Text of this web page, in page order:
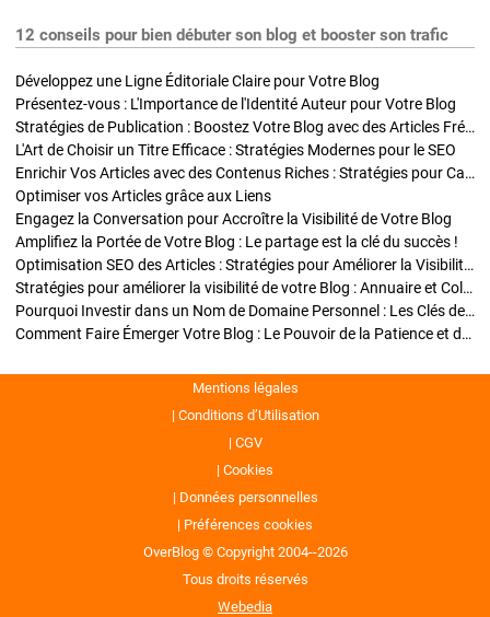
12 conseils pour bien débuter son blog et booster son trafic
Développez une Ligne Éditoriale Claire pour Votre Blog
Présentez-vous : L'Importance de l'Identité Auteur pour Votre Blog
Stratégies de Publication : Boostez Votre Blog avec des Articles Fréquents et Exclusifs
L'Art de Choisir un Titre Efficace : Stratégies Modernes pour le SEO
Enrichir Vos Articles avec des Contenus Riches : Stratégies pour Captiver et Optimiser
Optimiser vos Articles grâce aux Liens
Engagez la Conversation pour Accroître la Visibilité de Votre Blog
Amplifiez la Portée de Votre Blog : Le partage est la clé du succès !
Optimisation SEO des Articles : Stratégies pour Améliorer la Visibilité de Votre Blog
Stratégies pour améliorer la visibilité de votre Blog : Annuaire et Collaborations
Pourquoi Investir dans un Nom de Domaine Personnel : Les Clés de la Réussite de Votre Blog
Comment Faire Émerger Votre Blog : Le Pouvoir de la Patience et de la Persévérance
Mentions légales
Conditions d’Utilisation
CGV
Cookies
Données personnelles
Préférences cookies
OverBlog © Copyright 2004--2026
Tous droits réservés
Webedia